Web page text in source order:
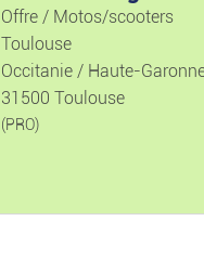
Offre / Motos/scooters
Toulouse
Occitanie / Haute-
31500 Toulouse
(PRO)